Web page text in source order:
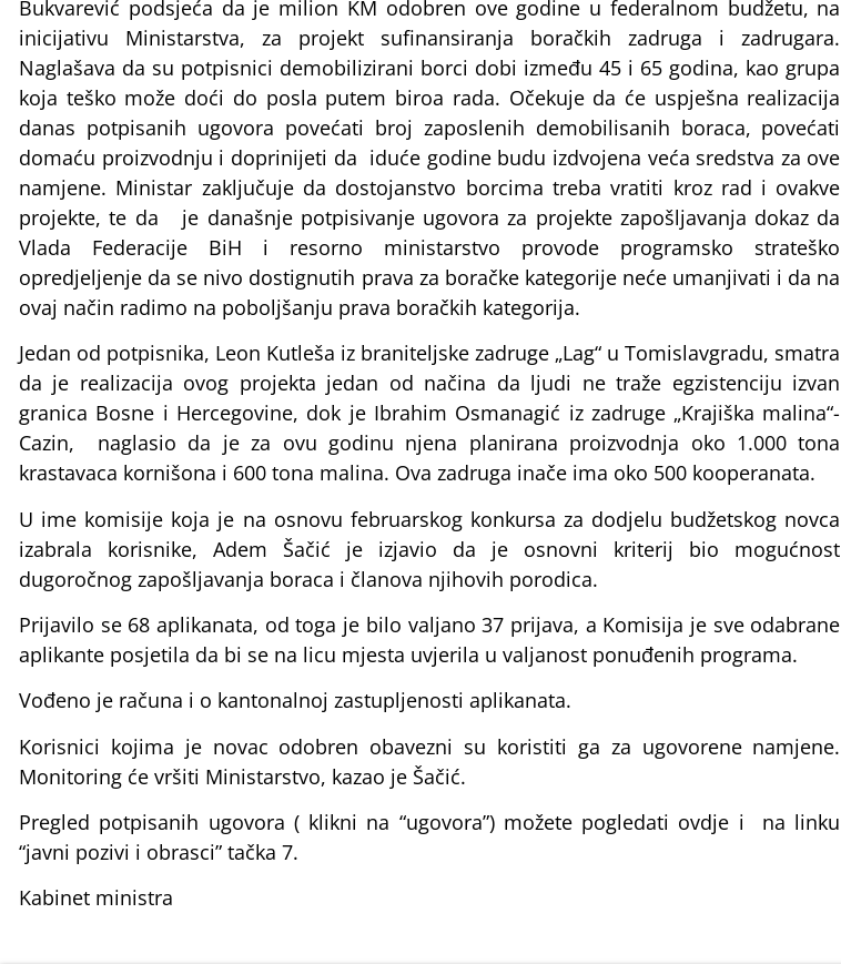
Bukvarević podsjeća da je milion KM odobren ove godine u federalnom budžetu, na
inicijativu Ministarstva, za projekt sufinansiranja boračkih zadruga i zadrugara.
Naglašava da su potpisnici demobilizirani borci dobi između 45 i 65 godina, kao grupa
koja teško može doći do posla putem biroa rada. Očekuje da će uspješna realizacija
danas potpisanih ugovora povećati broj zaposlenih demobilisanih boraca, povećati
domaću proizvodnju i doprinijeti da iduće godine budu izdvojena veća sredstva za ove
namjene. Ministar zaključuje da dostojanstvo borcima treba vratiti kroz rad i ovakve
projekte, te da je današnje potpisivanje ugovora za projekte zapošljavanja dokaz da
Vlada Federacije BiH i resorno ministarstvo provode programsko strateško
opredjeljenje da se nivo dostignutih prava za boračke kategorije neće umanjivati i da na
ovaj način radimo na poboljšanju prava boračkih kategorija.
Jedan od potpisnika, Leon Kutleša iz braniteljske zadruge „Lag“ u Tomislavgradu, smatra
da je realizacija ovog projekta jedan od načina da ljudi ne traže egzistenciju izvan
granica Bosne i Hercegovine, dok je Ibrahim Osmanagić iz zadruge „Krajiška malina“-
Cazin, naglasio da je za ovu godinu njena planirana proizvodnja oko 1.000 tona
krastavaca kornišona i 600 tona malina. Ova zadruga inače ima oko 500 kooperanata.
U ime komisije koja je na osnovu februarskog konkursa za dodjelu budžetskog novca
izabrala korisnike, Adem Šačić je izjavio da je osnovni kriterij bio mogućnost
dugoročnog zapošljavanja boraca i članova njihovih porodica.
Prijavilo se 68 aplikanata, od toga je bilo valjano 37 prijava, a Komisija je sve odabrane
aplikante posjetila da bi se na licu mjesta uvjerila u valjanost ponuđenih programa.
Vođeno je računa i o kantonalnoj zastupljenosti aplikanata.
Korisnici kojima je novac odobren obavezni su koristiti ga za ugovorene namjene.
Monitoring će vršiti Ministarstvo, kazao je Šačić.
Pregled potpisanih ugovora ( klikni na “ugovora”) možete pogledati ovdje i na linku
“javni pozivi i obrasci” tačka 7.
Kabinet ministra